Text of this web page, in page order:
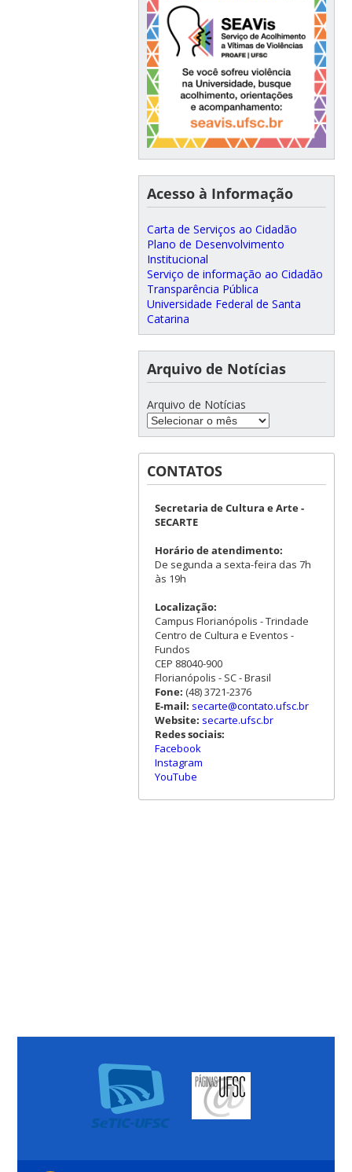
Acesso à Informação
Carta de Serviços ao Cidadão
Plano de Desenvolvimento
Institucional
Serviço de informação ao Cidadão
Transparência Pública
Universidade Federal de Santa
Catarina
Arquivo de Notícias
Arquivo de Notícias
CONTATOS
Secretaria de Cultura e Arte -
SECARTE
Horário de atendimento:
De segunda a sexta-feira das 7h
às 19h
Localização:
Campus Florianópolis - Trindade
Centro de Cultura e Eventos -
Fundos
CEP 88040-900
Florianópolis - SC - Brasil
Fone: (48) 3721-2376
E-mail: secarte@contato.ufsc.br
Website: secarte.ufsc.br
Redes sociais:
Facebook
Instagram
YouTube